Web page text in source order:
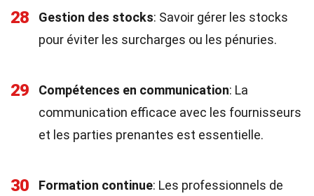
28 Gestion des stocks: Savoir gérer les stocks
pour éviter les surcharges ou les pénuries.
29 Compétences en communication: La
communication efficace avec les fournisseurs
et les parties prenantes est essentielle.
30 Formation continue: Les professionnels de